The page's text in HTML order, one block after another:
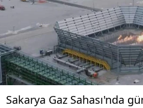
Sakarya Gaz Sahası'nda